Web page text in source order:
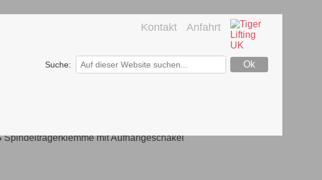
Kontakt Anfahrt
Suche: